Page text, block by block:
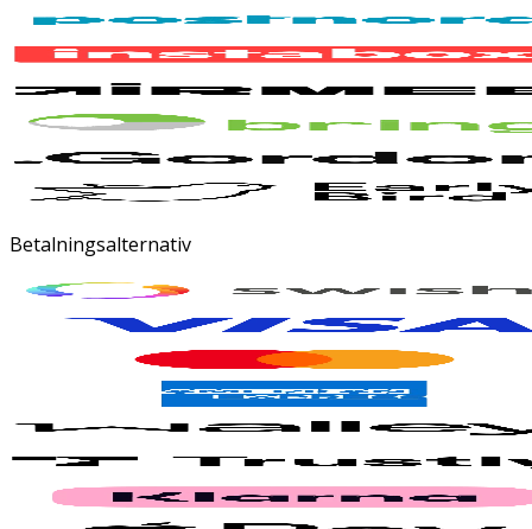
Betalningsalternativ